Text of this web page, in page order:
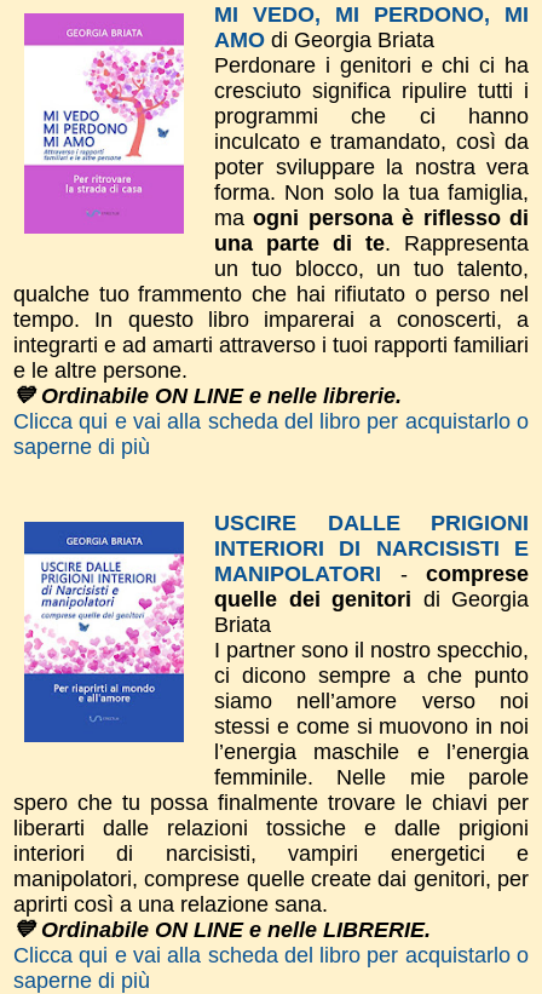
MI VEDO, MI PERDONO, MI
AMO di Georgia Briata
Perdonare i genitori e chi ci ha
cresciuto significa ripulire tutti i
programmi che ci hanno
inculcato e tramandato, così da
poter sviluppare la nostra vera
forma. Non solo la tuafamiglia,
maogni persona è riflesso di
una parte di te. Rappresenta
un tuo blocco, un tuo talento,
qualche tuo frammento che hai rifiutato o perso nel
tempo.
In questo libro imparerai a conoscerti, a
integrarti e ad amarti attraverso i tuoi rapporti familiari
e le altre persone.
💙 Ordinabile ON LINE e nelle librerie.
Clicca qui e vai alla scheda del libro per acquistarlo o
saperne di più
USCIRE DALLE PRIGIONI
INTERIORI DI NARCISISTI E
MANIPOLATORI
- comprese
quelle dei genitori di Georgia
Briata
I partner sono il nostro specchio,
ci dicono sempre a che punto
siamo nell’amore verso noi
stessi e come si muovono in noi
l’energia maschile e l’energia
femminile. Nelle mie parole
spero che tu possa finalmente trovare le chiavi per
liberarti dalle relazioni tossiche e dalle prigioni
interiori di narcisisti, vampiri energetici e
manipolatori, comprese quelle create dai genitori, per
aprirti così a una relazione sana.
💙 Ordinabile ON LINE e nelle LIBRERIE.
Clicca qui e vai alla scheda del libro per acquistarlo o
saperne di più